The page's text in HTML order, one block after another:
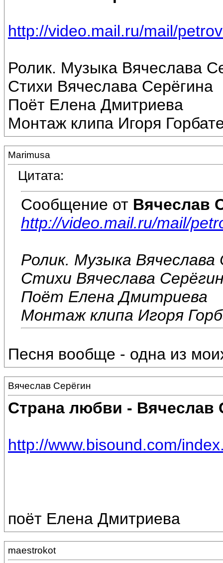
http://video.mail.ru/mail/
Ролик. Музыка Вячеслава
Стихи Вячеслава Серёгина
Поёт Елена Дмитриева
Монтаж клипа Игоря
Marimusa
Цитата:
Сообщение от Вячеслав
http://video.mail.ru/mail/
Ролик. Музыка
Стихи Вячеслава
Поёт Елена Дмитриева
Монтаж клипа Игоря
Песня вообще - одна из
Вячеслав Серёгин
Страна любви - Вячеслав
http://www.bisound.com/
поёт Елена Дмитриева
maestrokot